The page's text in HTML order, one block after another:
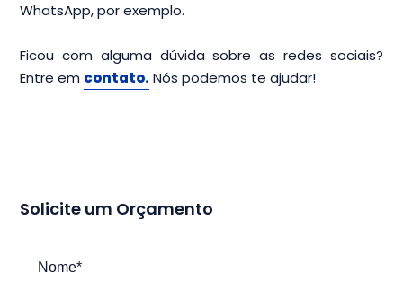
WhatsApp, por exemplo.
Ficou com alguma dúvida sobre as redes sociais?
Entre em contato. Nós podemos te ajudar!
Solicite um Orçamento
Nome*